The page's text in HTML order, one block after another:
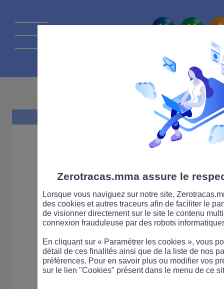
La route
Zerotracas.mma assure le
Lorsque vous naviguez sur notre site,
des cookies et autres traceurs afin de faciliter le
de visionner directement sur le site le contenu
connexion frauduleuse par des robots
En cliquant sur « Paramétrer les cookies », vous
détail de ces finalités ainsi que de la liste de nos
préférences. Pour en savoir plus ou modifier vos
sur le lien "Cookies" présent dans le menu de ce